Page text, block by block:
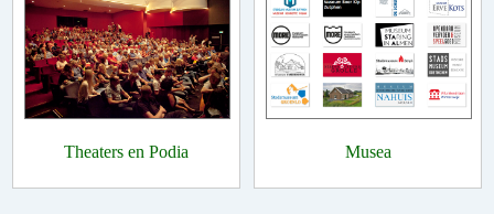
Theaters en Podia Musea